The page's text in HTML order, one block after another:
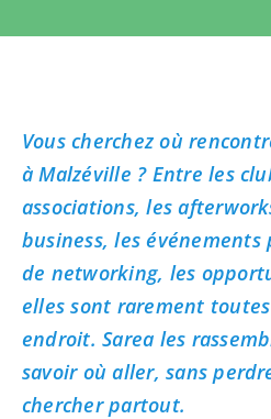
Vous cherchez où
à Malzéville ? Entre les
associations, les
business, les
de networking, les
elles sont rarement
endroit. Sarea les
savoir où aller, sans
chercher partout.